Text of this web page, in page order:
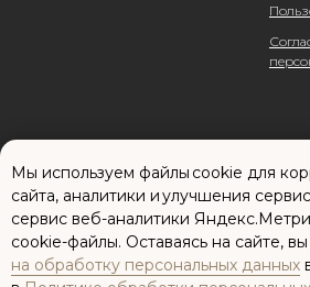
Мы используем файлы cookie для
сайта, аналитики и улучшения
сервис веб-аналитики
cookie-файлы. Оставаясь на сайте,
на обработку персональных данных
Сайт разработан: